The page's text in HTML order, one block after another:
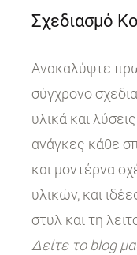
Σχεδιασμό
Ανακαλύψτε
σύγχρονο
υλικά και
ανάγκες κάθε
και μοντέρνα
υλικών, και
στυλ και τη
Δείτε το blog